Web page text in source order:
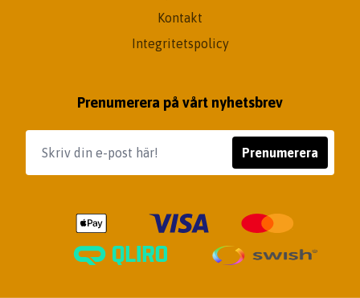
Kontakt
Integritetspolicy
Prenumerera på vårt nyhetsbrev
Prenumerera